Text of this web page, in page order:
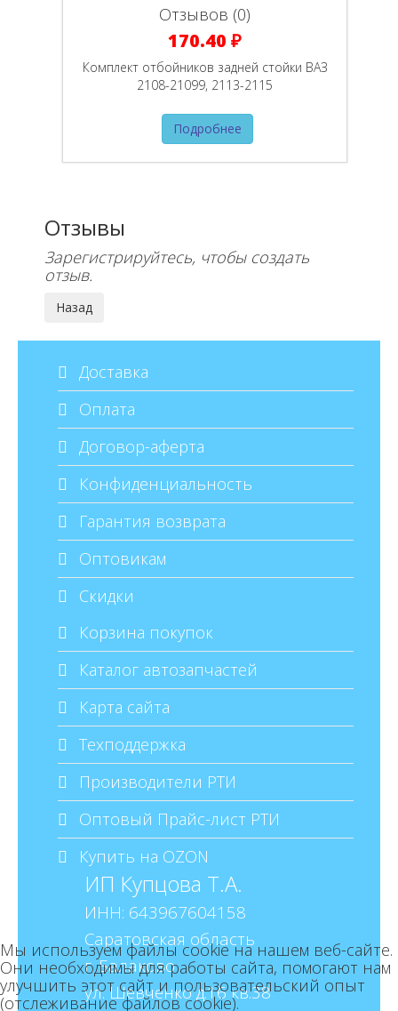
Отзывов (0)
170.40 ₽
Комплект отбойников задней стойки ВАЗ
2108-21099, 2113-2115
Подробнее
Отзывы
Зарегистрируйтесь, чтобы создать
отзыв.
Доставка
Оплата
Договор-аферта
Конфиденциальность
Гарантия возврата
Оптовикам
Скидки
Корзина покупок
Каталог автозапчастей
Карта сайта
Техподдержка
Производители РТИ
Оптовый Прайс-лист РТИ
Купить на OZON
ИП Купцова Т.А.
ИНН: 643967604158
Саратовская область
г. Балаково
ул. Шевченко д.16 кв.38
Мы используем файлы cookie на нашем веб-сайте.
Они необходимы для работы сайта, помогают нам
улучшить этот сайт и пользовательский опыт
(отслеживание файлов cookie).